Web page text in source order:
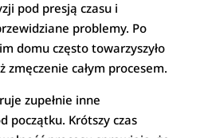
pod presją czasu i
problemy. Po
domu często towarzyszyło
zmęczenie całym procesem.
zupełnie inne
początku. Krótszy czas